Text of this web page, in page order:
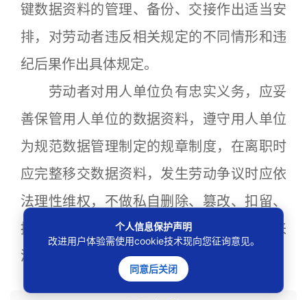
键数据资料的管理、备份、交接作出适当安
排，对劳动者违反相关规定的不同情形和违
纪后果作出具体规定。
劳动者对用人单位负有忠实义务，应妥
善保管用人单位的数据资料，遵守用人单位
为规范数据管理制定的规章制度，在离职时
应完整移交数据资料，发生劳动争议时应依
法理性维权，不做私自删除、篡改、扣留、
损坏用人单位数据资料的违法行为。（来
源：北京市第二中级人民法院）
个人信息保护声明
改进用户体验需使用cookie技术现向您征询意见。
同意后关闭